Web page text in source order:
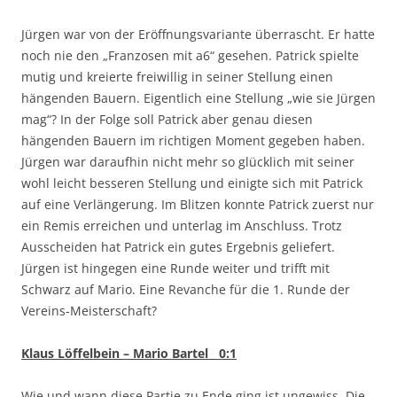
Jürgen war von der Eröffnungsvariante überrascht. Er hatte
noch nie den „Franzosen mit a6“ gesehen. Patrick spielte
mutig und kreierte freiwillig in seiner Stellung einen
hängenden Bauern. Eigentlich eine Stellung „wie sie Jürgen
mag“? In der Folge soll Patrick aber genau diesen
hängenden Bauern im richtigen Moment gegeben haben.
Jürgen war daraufhin nicht mehr so glücklich mit seiner
wohl leicht besseren Stellung und einigte sich mit Patrick
auf eine Verlängerung. Im Blitzen konnte Patrick zuerst nur
ein Remis erreichen und unterlag im Anschluss. Trotz
Ausscheiden hat Patrick ein gutes Ergebnis geliefert.
Jürgen ist hingegen eine Runde weiter und trifft mit
Schwarz auf Mario. Eine Revanche für die 1. Runde der
Vereins-Meisterschaft?
Klaus Löffelbein – Mario Bartel 0:1